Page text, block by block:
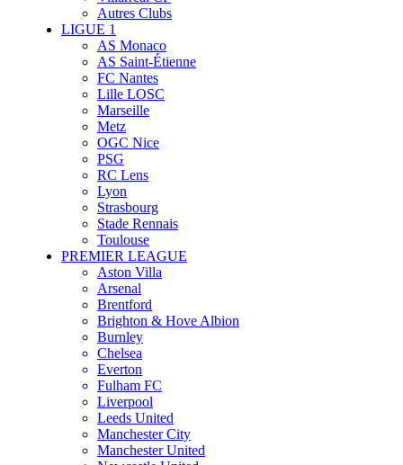
Autres Clubs
LIGUE 1
AS Monaco
AS Saint-Étienne
FC Nantes
Lille LOSC
Marseille
Metz
OGC Nice
PSG
RC Lens
Lyon
Strasbourg
Stade Rennais
Toulouse
PREMIER LEAGUE
Aston Villa
Arsenal
Brentford
Brighton & Hove Albion
Burnley
Chelsea
Everton
Fulham FC
Liverpool
Leeds United
Manchester City
Manchester United